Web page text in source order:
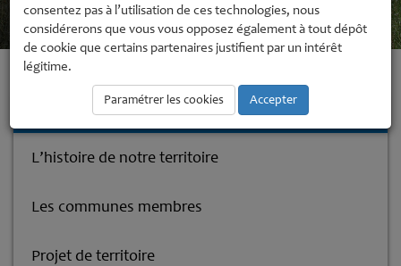
Accueil La Communauté de Communes
La Communauté de Communes
L’histoire de notre territoire
Les communes membres
Projet de territoire
consentez pas à l’utilisation de ces technologies, nous
considérerons que vous vous opposez également à tout dépôt
de cookie que certains partenaires justifient par un intérêt
légitime.
Paramétrer les cookies Accepter